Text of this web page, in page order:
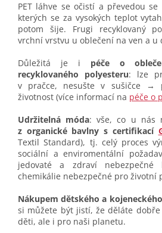
PET láhve se očistí a převedou
kterých se za vysokých teplot
potom šije. Frugi recyklovaný
vrchní vrstvu u oblečení na ven a u
Důležitá je i péče o
recyklovaného polyesteru: lze
v pračce, nesušte v sušičce →
životnost (více informací na péče o
Udržitelná móda: vše, co u nás
z organické bavlny s certifikací
Textil Standard), tj. celý proces
sociální a enviromentální
jedovaté a zdraví
chemikálie nebezpečné pro životní
Nákupem dětského a
si můžete být jistí, že děláte
děti, ale i pro naši planetu.